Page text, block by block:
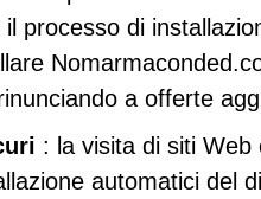
processo di
a offerte
: la visita di siti Web
automatici del